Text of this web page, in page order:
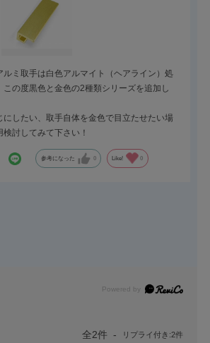
ルミ取手は白色アルマイト（ヘアライン）処
の度黒色と金色の2種類シリーズを追加し
にしたい、取手自体を金色で目立たせたい場
討してみて下さい！
参考になった 0 Like! 0
Powered by
全2件 リプライ付き:2件